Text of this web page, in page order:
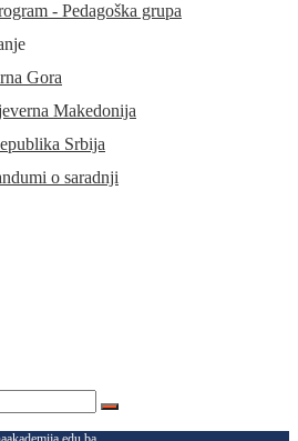
- Pedagoška grupa
Gora
Makedonija
Srbija
o saradnji